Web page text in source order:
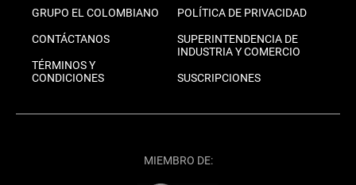
GRUPO EL COLOMBIANO
CONTÁCTANOS
TÉRMINOS Y
CONDICIONES
POLÍTICA DE PRIVACIDAD
SUPERINTENDENCIA DE
INDUSTRIA Y COMERCIO
SUSCRIPCIONES
MIEMBRO DE: